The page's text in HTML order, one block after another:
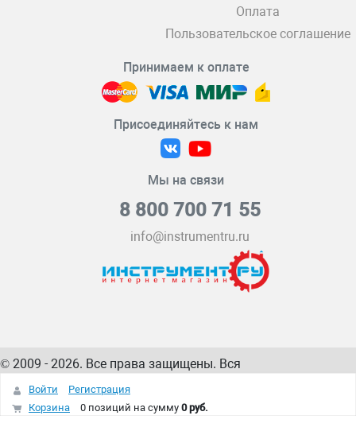
Оплата
Пользовательское соглашение
Принимаем к оплате
Присоединяйтесь к нам
Мы на связи
8 800 700 71 55
info@instrumentru.ru
© 2009 - 2026. Все права защищены. Вся
информация на сайте – собственность
интернет-магазина
Войти
Регистрация
Корзина
0 позиций на сумму 0 руб.